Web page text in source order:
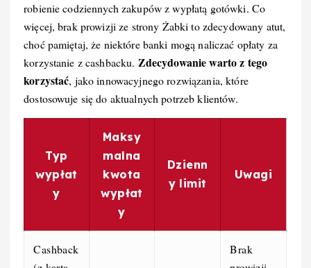
robienie codziennych zakupów z wypłatą gotówki. Co
więcej, brak prowizji ze strony Żabki to zdecydowany atut,
choć pamiętaj, że niektóre banki mogą naliczać opłaty za
korzystanie z cashbacku. Zdecydowanie warto z tego
korzystać, jako innowacyjnego rozwiązania, które
dostosowuje się do aktualnych potrzeb klientów.
Typ
wypłat
y
Maksy
malna
kwota
wypłat
y
Dzienn
y limit
Uwagi
Cashback
Brak